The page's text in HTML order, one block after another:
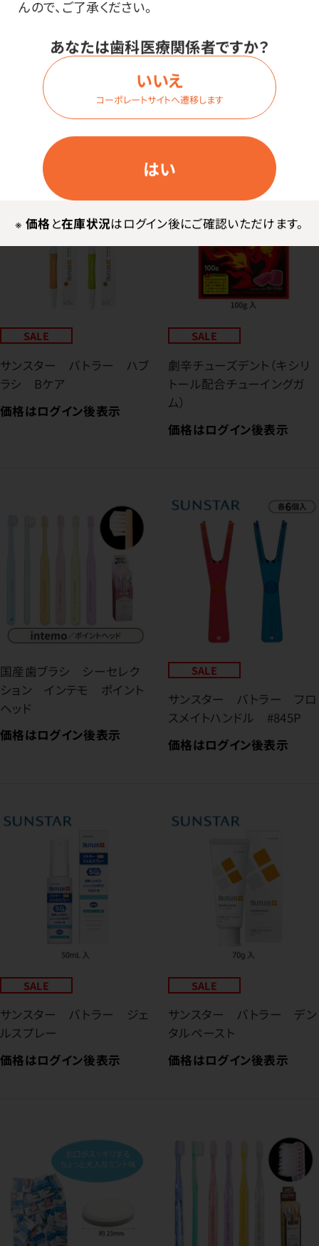
んので、ご了承ください。
あなたは歯科医療関係者ですか？
はい
いいえ
コーポレートサイトへ遷移します
※ 価格と在庫状況はログイン後にご確認いただけます。
タルフロス イージースレッ
ド アンワックス
価格はログイン後表示
価格はログイン後表示
SALE
サンスター バトラー ハブ
ラシ Bケア
価格はログイン後表示
SALE
劇辛チューズデント（キシリ
トール配合チューイングガ
ム）
価格はログイン後表示
国産歯ブラシ シーセレク
ション インテモ ポイント
ヘッド
価格はログイン後表示
SALE
サンスター バトラー フロ
スメイトハンドル #845P
価格はログイン後表示
SALE
サンスター バトラー ジェ
ルスプレー
価格はログイン後表示
SALE
サンスター バトラー デン
タルペースト
価格はログイン後表示